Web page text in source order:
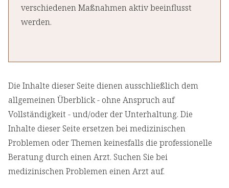
verschiedenen Maßnahmen aktiv beeinflusst
werden.
Die Inhalte dieser Seite dienen ausschließlich dem
allgemeinen Überblick - ohne Anspruch auf
Vollständigkeit - und/oder der Unterhaltung. Die
Inhalte dieser Seite ersetzen bei medizinischen
Problemen oder Themen keinesfalls die professionelle
Beratung durch einen Arzt. Suchen Sie bei
medizinischen Problemen einen Arzt auf.